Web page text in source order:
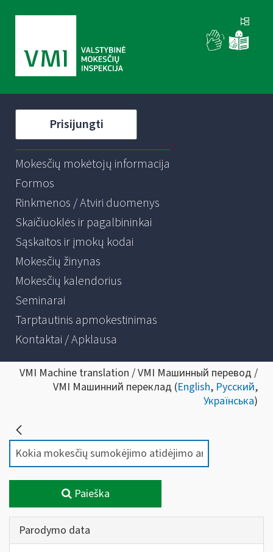
Prisijungti
Mokesčių mokėtojų informacija
Formos
Rinkmenos / Atviri duomenys
Skaičiuoklės ir pagalbininkai
Sąskaitos ir įmokų kodai
Mokesčių žinynas
Mokesčių kalendorius
Seminarai
Tarptautinis apmokestinimas
Kontaktai / Apklausa
VMI Machine translation / VMI Машинный перевод /
VMI Машинний переклад (English, Русский,
Українська)
Paieška
Parodymo data